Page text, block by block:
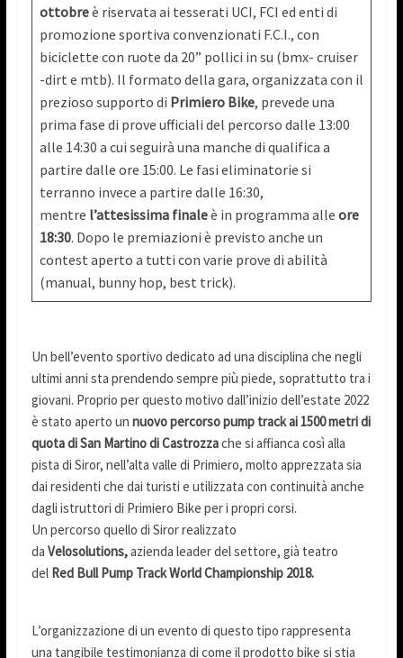
ottobreè riservata ai tesserati UCI, FCI ed enti di
promozione sportiva convenzionati F.C.I., con
biciclette con ruote da 20” pollici in su (bmx- cruiser
-dirt e mtb). Il formato della gara, organizzata con il
prezioso supporto di Primiero Bike, prevede una
prima fase di prove ufficiali del percorso dalle 13:00
alle 14:30 a cui seguirà una manche di qualifica a
partire dalle ore 15:00. Le fasi eliminatorie si
terranno invece a partire dalle 16:30,
mentre l’attesissima finaleè in programma alle ore
18:30. Dopo le premiazioni è previsto anche un
contest aperto a tutti con varie prove di abilità
(manual, bunny hop, best trick).
Un bell’evento sportivo dedicato ad una disciplina che negli
ultimi anni sta prendendo sempre più piede, soprattutto tra i
giovani. Proprio per questo motivo dall’inizio dell’estate 2022
è stato aperto un nuovo percorso pump trackai 1500 metri di
quota di San Martino di Castrozzache si affianca così alla
pista di Siror, nell’alta valle di Primiero, molto apprezzata sia
dai residenti che dai turisti e utilizzata con continuità anche
dagli istruttori di Primiero Bike per i propri corsi.
Un percorso quello di Siror realizzato
da Velosolutions,azienda leader del settore, già teatro
delRed Bull Pump Track World Championship 2018.
L’organizzazione di un evento di questo tipo rappresenta
una tangibile testimonianza di come il prodotto bike si stia